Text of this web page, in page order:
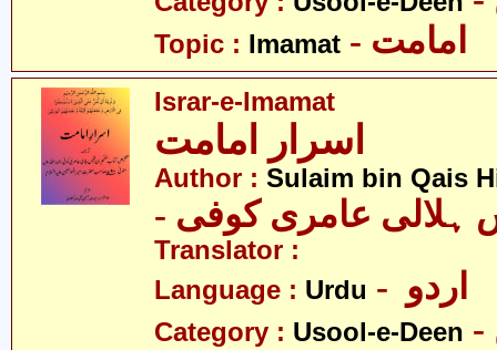
Topic : Imamat - امامت
Israr-e-Imamat
Author : Sulaim bin Qais
ہلالی عامری کوفی
Translator :
Language : Urdu
Category : Usool-e-Deen